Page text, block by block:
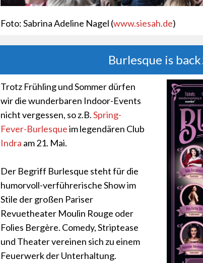
Foto: Sabrina Adeline Nagel (www.siesah.de)
Burlesque is
Trotz Frühling und Sommer dürfen
wir die wunderbaren Indoor-Events
nicht vergessen, so z.B.Spring-
Fever-Burlesqueim legendären Club
Indra am 21. Mai.
Der Begriff Burlesque steht für die
humorvoll-verführerische Show im
Stile der großen Pariser
Revuetheater Moulin Rouge oder
Folies Bergère. Comedy, Striptease
und Theater vereinen sich zu einem
Feuerwerk der Unterhaltung.